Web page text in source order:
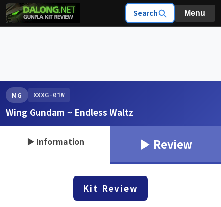
Search Menu
MG XXXG-01W
Wing Gundam ~ Endless Waltz
▶ Information ▶ Review
Kit Review